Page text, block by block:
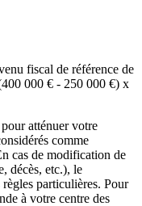
fiscal de référence de
400 000 € - 250 000 €) x
atténuer votre
comme
cas de modification de
décès, etc.), le
particulières. Pour
à votre centre des